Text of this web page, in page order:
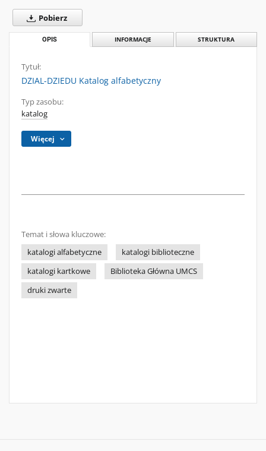
Pobierz
OPIS INFORMACJE STRUKTURA
Tytuł:
DZIAL-DZIEDU Katalog alfabetyczny
Typ zasobu:
katalog
Więcej
Temat i słowa kluczowe:
katalogi alfabetyczne
katalogi biblioteczne
katalogi kartkowe
Biblioteka Główna UMCS
druki zwarte